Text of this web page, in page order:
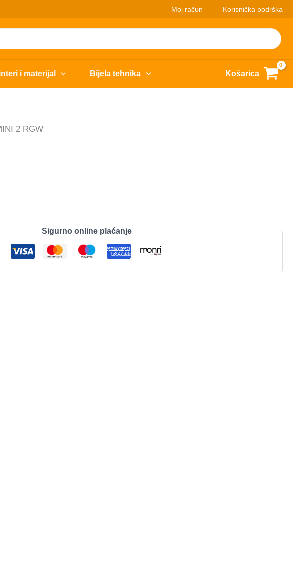
Moj račun Korisnička podrška
i materijal Bijela tehnika Košarica
2 RGW
Sigurno online plaćanje